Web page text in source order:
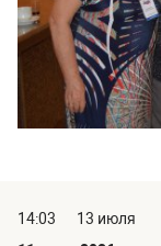
14:03
13 июля